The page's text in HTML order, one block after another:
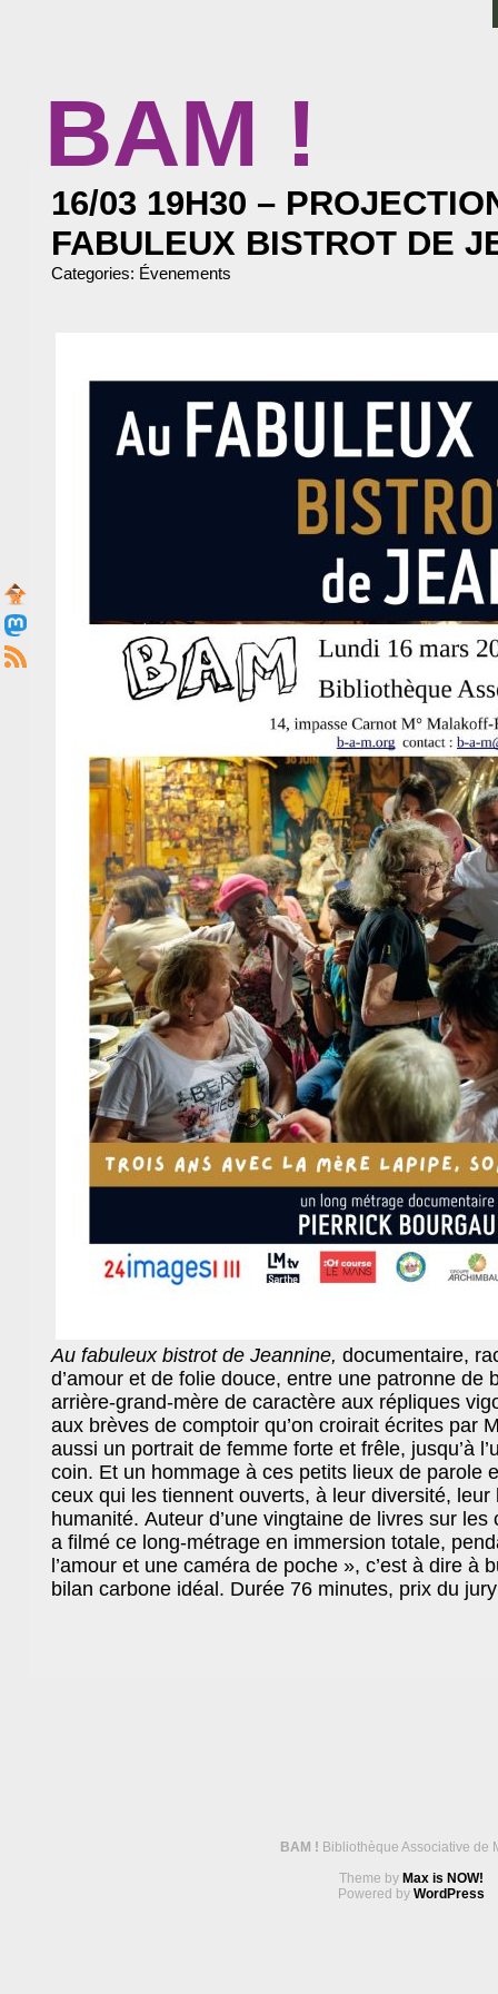
BAM !
16/03 19H30 –
FABULEUX BISTROT DE
Categories: Évenements
Au fabuleux bistrot de Jeannine, documentaire,
d’amour et de folie douce, entre une patronne de
arrière-grand-mère de caractère aux répliques
aux brèves de comptoir qu’on croirait écrites par
aussi un portrait de femme forte et frêle, jusqu’à
coin. Et un hommage à ces petits lieux de parole
ceux qui les tiennent ouverts, à leur diversité, leur
humanité. Auteur d’une vingtaine de livres sur
a filmé ce long-métrage en immersion totale,
l’amour et une caméra de poche », c’est à dire à
bilan carbone idéal. Durée 76 minutes, prix du
BAM ! Bibliothèque Associative de
Theme by Max is NOW!
Powered by WordPress